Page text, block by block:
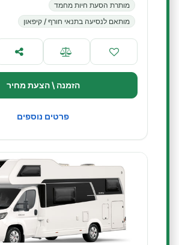
מותרת הסעת חיות מחמד
מותאם לנסיעה בתנאי חורף / קיפאון
הזמנה \ הצעת מחיר
פרטים נוספים